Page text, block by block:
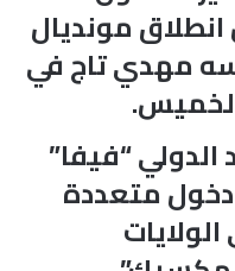
مونديال
مهدي تاج في
الدولي “فيفا”
متعددة